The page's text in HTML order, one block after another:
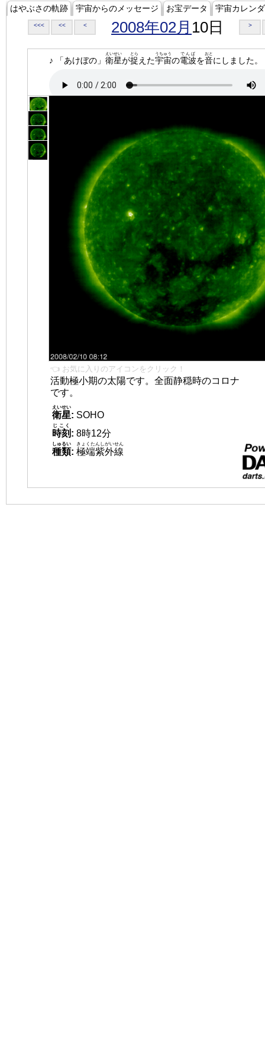
はやぶさの軌跡 宇宙からのメッセージ お宝データ 宇宙カレン
<<< << < 2008年02月 10日 >
♪ 「あけぼの」 衛星
えいせい
が捉
とら
えた宇宙
うちゅう
の電波
でんぱ
を音
おと
にしました。
👈 お気に入りのアイコンをクリック！
活動極小期の太陽です。全面静穏時のコロナ
です。
衛星
えいせい
: SOHO
時刻
じこく
: 8時12分
種類
しゅるい
: 極端紫外線
きょくたんしがいせん